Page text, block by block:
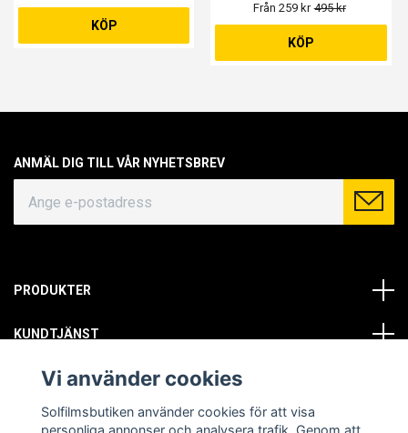
KÖP
Från 259 kr 495 kr
KÖP
ANMÄL DIG TILL VÅR NYHETSBREV
PRODUKTER
KUNDTJÄNST
OM OSS
SOCIALA MEDIER
Vi använder cookies
Solfilmsbutiken använder cookies för att visa
personliga annonser och analysera trafik. Genom att